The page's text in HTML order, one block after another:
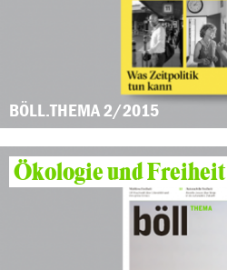
BÖLL.THEMA 2/2015
Ökologie und Freiheit